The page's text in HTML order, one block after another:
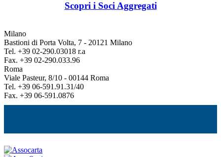
Scopri i Soci Aggregati
Milano
Bastioni di Porta Volta, 7 - 20121 Milano
Tel. +39 02-290.03018 r.a
Fax. +39 02-290.033.96
Roma
Viale Pasteur, 8/10 - 00144 Roma
Tel. +39 06-591.91.31/40
Fax. +39 06-591.0876